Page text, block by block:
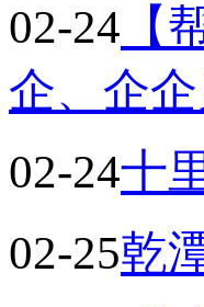
02-24 【
企、企
02-24十
02-25乾